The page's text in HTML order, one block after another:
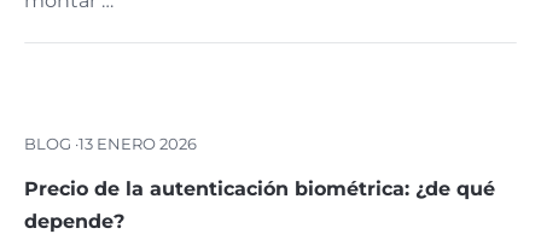
BLOG ·13 ENERO 2026
Precio de la autenticación biométrica: ¿de qué
depende?